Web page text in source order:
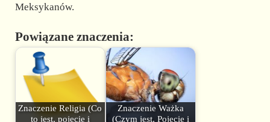
Meksykanów.
Powiązane znaczenia:
Znaczenie Religia (Co
to jest, pojęcie i
Znaczenie Ważka
(Czym jest, Pojęcie i